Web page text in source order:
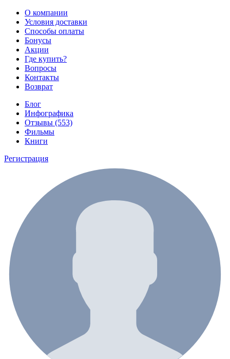
О компании
Условия доставки
Способы оплаты
Бонусы
Акции
Где купить?
Вопросы
Контакты
Возврат
Блог
Инфографика
Отзывы (553)
Фильмы
Книги
Регистрация